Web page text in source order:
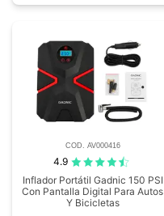
COD. AV000416
4.9
Inflador Portátil Gadnic 150 PSI
Con Pantalla Digital Para Autos
Y Bicicletas